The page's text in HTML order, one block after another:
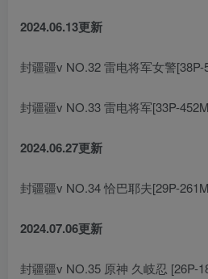
2024.06.13更新
封疆疆v NO.32 雷电将军女警[38P-
封疆疆v NO.33 雷电将军[33P-
2024.06.27更新
封疆疆v NO.34 恰巴耶夫[29P-
2024.07.06更新
封疆疆v NO.35 原神 久岐忍 [26P-